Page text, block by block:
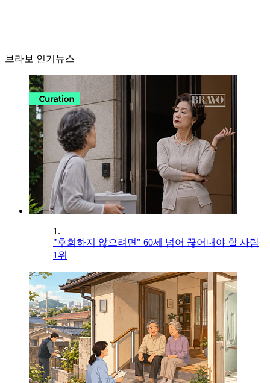
브라보 인기뉴스
1.
"후회하지 않으려면" 60세 넘어 끊어내야 할 사람
1위